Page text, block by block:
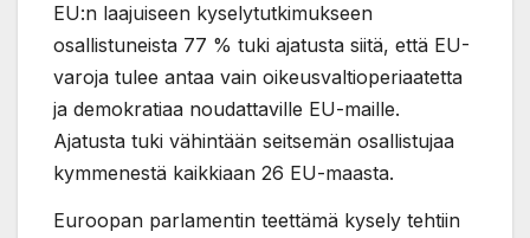
EU:n laajuiseen kyselytutkimukseen
osallistuneista 77 % tuki ajatusta siitä, että EU-
varoja tulee antaa vain oikeusvaltioperiaatetta
ja demokratiaa noudattaville EU-maille.
Ajatusta tuki vähintään seitsemän osallistujaa
kymmenestä kaikkiaan 26 EU-maasta.
Euroopan parlamentin teettämä kysely tehtiin